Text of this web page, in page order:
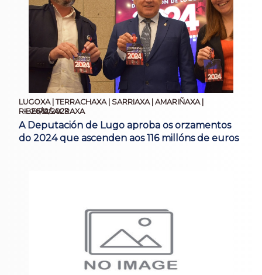
LUGOXA | TERRACHAXA | SARRIAXA | AMARIÑAXA |
RIBEIRASACRAXA
26/12/2023
A Deputación de Lugo aproba os orzamentos
do 2024 que ascenden aos 116 millóns de euros